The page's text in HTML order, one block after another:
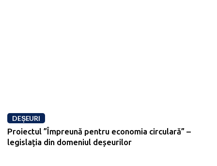
DEȘEURI
Proiectul ”Împreună pentru economia circulară” –
legislația din domeniul deșeurilor